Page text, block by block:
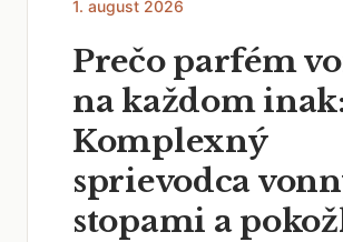
1. august 2026
Prečo parfém
na každom
Komplexný
sprievodca
stopami a